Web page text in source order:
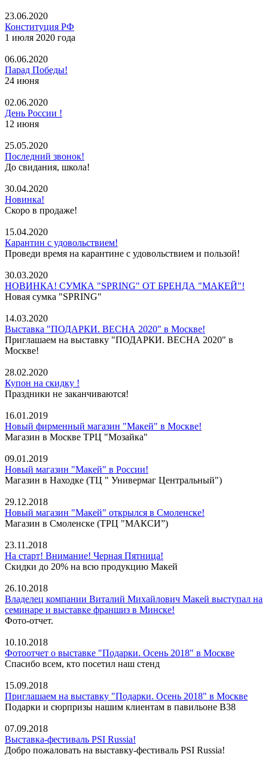
23.06.2020
Конституция РФ
1 июля 2020 года
06.06.2020
Парад Победы!
24 июня
02.06.2020
День России !
12 июня
25.05.2020
Последний звонок!
До свидания, школа!
30.04.2020
Новинка!
Скоро в продаже!
15.04.2020
Карантин с удовольствием!
Проведи время на карантине с удовольствием и пользой!
30.03.2020
НОВИНКА! СУМКА "SPRING" ОТ БРЕНДА "МАКЕЙ"!
Новая сумка "SPRING"
14.03.2020
Выставка "ПОДАРКИ. ВЕСНА 2020" в Москве!
Приглашаем на выставку "ПОДАРКИ. ВЕСНА 2020" в
Москве!
28.02.2020
Купон на скидку !
Праздники не заканчиваются!
16.01.2019
Новый фирменный магазин "Макей" в Москве!
Магазин в Москве ТРЦ "Мозайка"
09.01.2019
Новый магазин "Макей" в России!
Магазин в Находке (ТЦ " Универмаг Центральный")
29.12.2018
Новый магазин "Макей" открылся в Смоленске!
Магазин в Смоленске (ТРЦ "МАКСИ”)
23.11.2018
На старт! Внимание! Черная Пятница!
Скидки до 20% на всю продукцию Макей
26.10.2018
Владелец компании Виталий Михайлович Макей выступал на
семинаре и выставке франшиз в Минске!
Фото-отчет.
10.10.2018
Фотоотчет о выставке "Подарки. Осень 2018" в Москве
Спасибо всем, кто посетил наш стенд
15.09.2018
Приглашаем на выставку "Подарки. Осень 2018" в Москве
Подарки и сюрпризы нашим клиентам в павильоне В38
07.09.2018
Выставка-фестиваль PSI Russia!
Добро пожаловать на выставку-фестиваль PSI Russia!